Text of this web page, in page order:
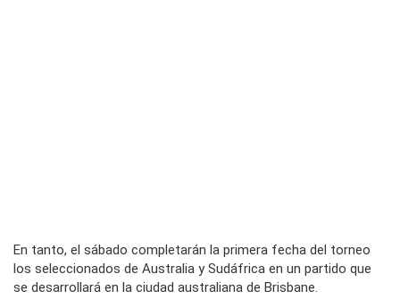
En tanto, el sábado completarán la primera fecha del torneo
los seleccionados de Australia y Sudáfrica en un partido que
se desarrollará en la ciudad australiana de Brisbane.